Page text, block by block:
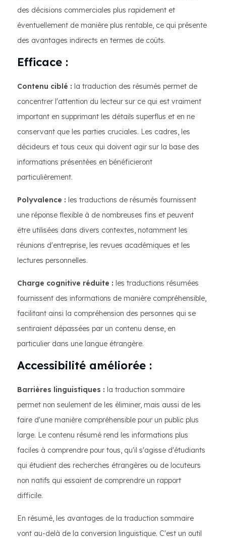
des décisions commerciales plus rapidement et
éventuellement de manière plus rentable, ce qui présente
des avantages indirects en termes de coûts.
Efficace :
Contenu ciblé : la traduction des résumés permet de
concentrer l'attention du lecteur sur ce qui est vraiment
important en supprimant les détails superflus et en ne
conservant que les parties cruciales. Les cadres, les
décideurs et tous ceux qui doivent agir sur la base des
informations présentées en bénéficieront
particulièrement.
Polyvalence : les traductions de résumés fournissent
une réponse flexible à de nombreuses fins et peuvent
être utilisées dans divers contextes, notamment les
réunions d'entreprise, les revues académiques et les
lectures personnelles.
Charge cognitive réduite : les traductions résumées
fournissent des informations de manière compréhensible,
facilitant ainsi la compréhension des personnes qui se
sentiraient dépassées par un contenu dense, en
particulier dans une langue étrangère.
Accessibilité améliorée :
Barrières linguistiques : la traduction sommaire
permet non seulement de les éliminer, mais aussi de les
faire d'une manière compréhensible pour un public plus
large. Le contenu résumé rend les informations plus
faciles à comprendre pour tous, qu'il s'agisse d'étudiants
qui étudient des recherches étrangères ou de locuteurs
non natifs qui essaient de comprendre un rapport
difficile.
En résumé, les avantages de la traduction sommaire
vont au-delà de la conversion linguistique. C'est un outil